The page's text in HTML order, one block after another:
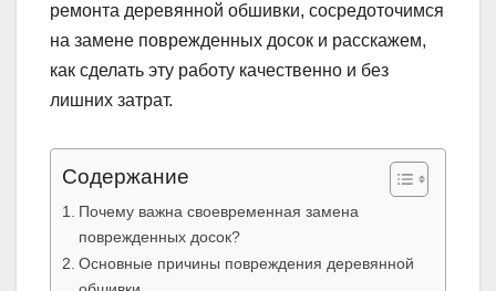
ремонта деревянной обшивки, сосредоточимся
на замене поврежденных досок и расскажем,
как сделать эту работу качественно и без
лишних затрат.
Содержание
Почему важна своевременная замена
поврежденных досок?
Основные причины повреждения деревянной